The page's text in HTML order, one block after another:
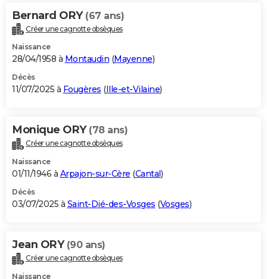
Bernard ORY (67 ans)
Créer une cagnotte obsèques
Naissance
28/04/1958 à Montaudin (Mayenne)
Décès
11/07/2025 à Fougères (Ille-et-Vilaine)
Monique ORY (78 ans)
Créer une cagnotte obsèques
Naissance
01/11/1946 à Arpajon-sur-Cère (Cantal)
Décès
03/07/2025 à Saint-Dié-des-Vosges (Vosges)
Jean ORY (90 ans)
Créer une cagnotte obsèques
Naissance